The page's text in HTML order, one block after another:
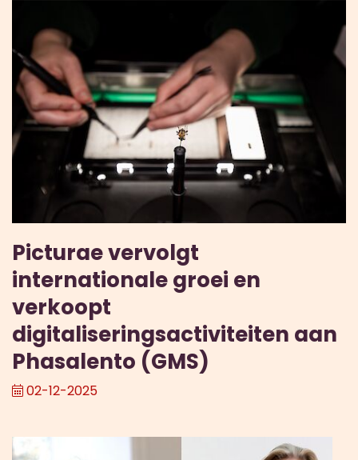
Picturae vervolgt
internationale groei en
verkoopt
digitaliseringsactiviteiten aan
Phasalento (GMS)
02-12-2025